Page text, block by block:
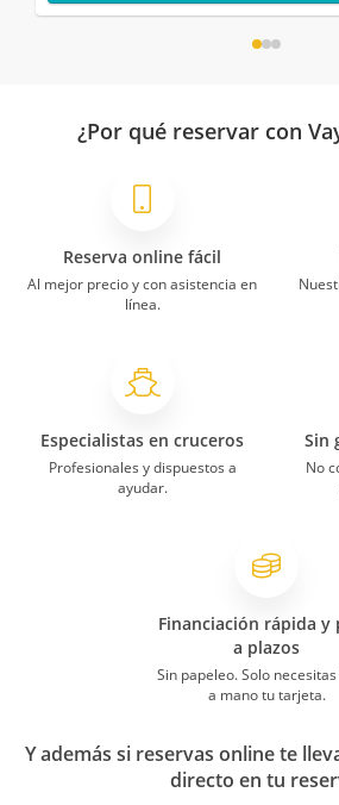
¿Por qué reservar con
Reserva online fácil
Al mejor precio y con asistencia en
línea.
Especialistas en cruceros
Profesionales y dispuestos a
ayudar.
Sin
No
Financiación rápida y
a plazos
Sin papeleo. Solo
a mano tu tarjeta.
Y además si reservas online te
directo en tu